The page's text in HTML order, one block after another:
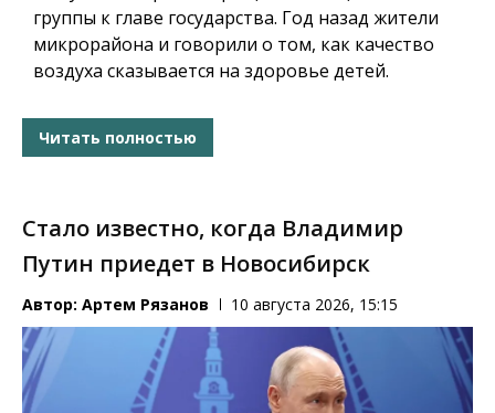
группы к главе государства. Год назад жители
микрорайона и говорили о том, как качество
воздуха сказывается на здоровье детей.
Читать полностью
Стало известно, когда Владимир
Путин приедет в Новосибирск
Автор: Артем Рязанов 10 августа 2026, 15:15